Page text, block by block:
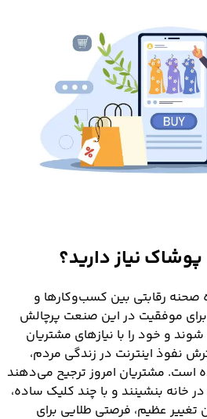
پوشاکنیاز دارید؟
رقابتی بین کسب‌وکارها و
موفقیت در این صنعت پرچالش
شوند و خود را با نیازهای مشتریان
نفوذ اینترنت در زندگی مردم،
است. مشتریان امروز ترجیح می‌دهند
خانه بنشینند و با چند کلیک ساده،
تغییر عظیم، فرصتی طلایی برای